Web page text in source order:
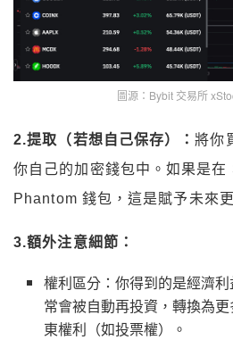
圖源：Bybit 交易所
2.提取（若想自己保存）：將你
你自己的加密錢包中。如果是
Phantom 錢包，這是賦予未來
3.額外注意細節：
權利區分：你得到的是經濟
常會被自動再投資，轉換為
東權利（如投票權）。